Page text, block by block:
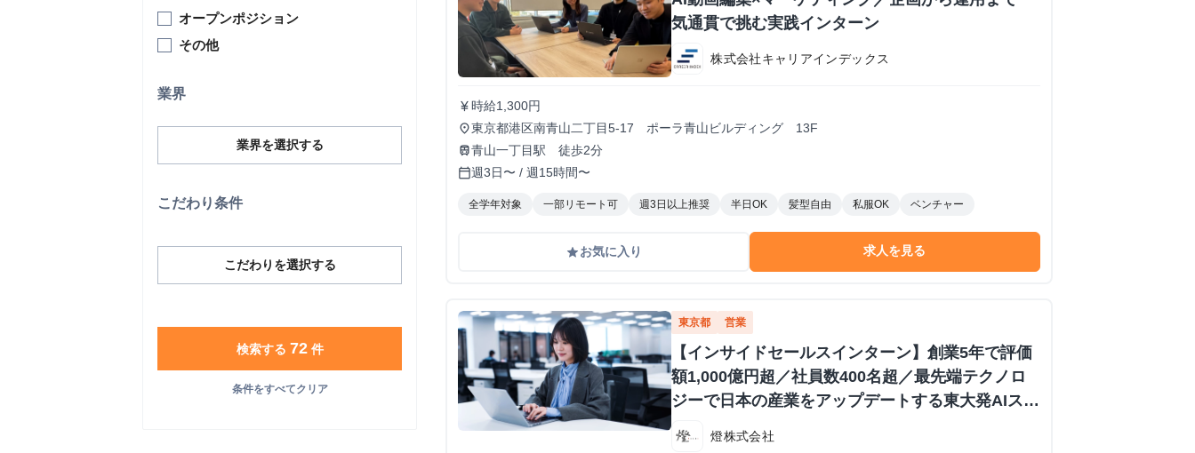
オープンポジション
その他
業界
業界を選択する
こだわり条件
こだわりを選択する
検索する 72件
条件をすべてクリア
気通貫で挑む実践インターン
株式会社キャリアインデックス
currency_yen時給1,300円
place東京都港区南青山二丁目5-17 ポーラ青山ビルディング 13F
train青山一丁目駅 徒歩2分
calendar_today週3日〜 / 週15時間〜
全学年対象 一部リモート可 週3日以上推奨 半日OK 髪型自由 私服OK ベンチャー
gradeお気に入り 求人を見る
東京都 営業
【インサイドセールスインターン】創業5年で評価
額1,000億円超／社員数400名超／最先端テクノロ
ジーで日本の産業をアップデートする東大発AIスタ
ートアップ
燈株式会社